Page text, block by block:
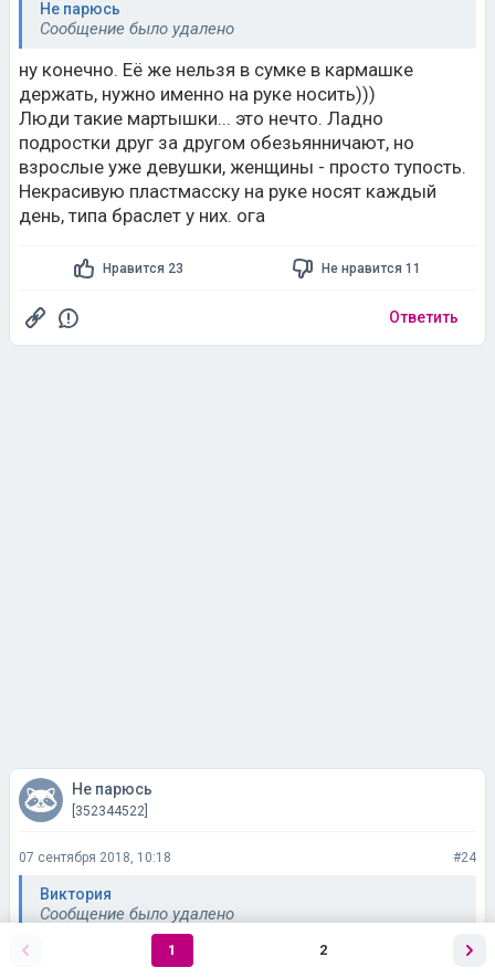
Не парюсь
Сообщение было удалено
ну конечно. Её же нельзя в сумке в кармашке
держать, нужно именно на руке носить)))
Люди такие мартышки... это нечто. Ладно
подростки друг за другом обезьянничают, но
взрослые уже девушки, женщины - просто тупость.
Некрасивую пластмасску на руке носят каждый
день, типа браслет у них. ога
Нравится 23 Не нравится 11
Ответить
Не парюсь
[352344522]
07 сентября 2018, 10:18 #24
Виктория
Сообщение было удалено
Не знаю. До появления резинок-пружинок я носила
1 2